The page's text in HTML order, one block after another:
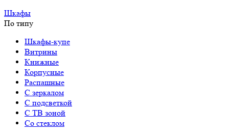
Шкафы
По типу
Шкафы-купе
Витрины
Книжные
Корпусные
Распашные
С зеркалом
С подсветкой
С ТВ зоной
Со стеклом